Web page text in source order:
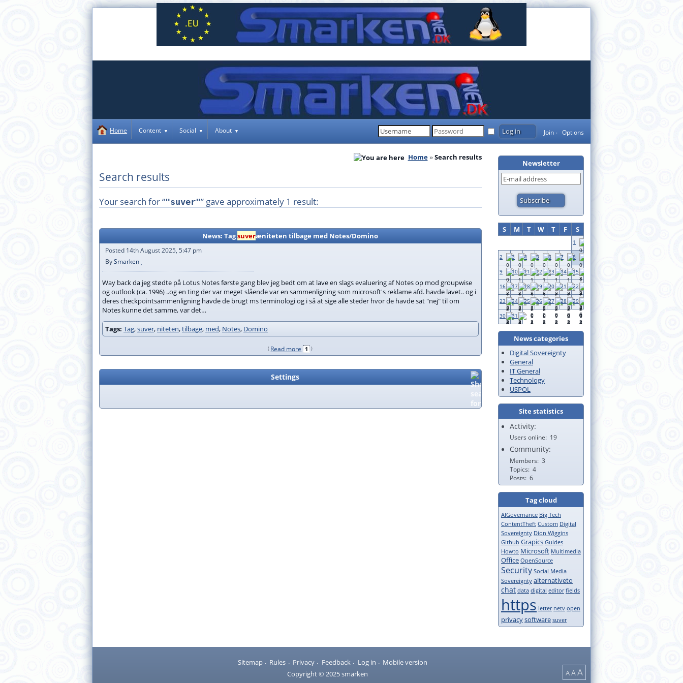
Home Content Social About Join Options
Newsletter
S M T W T F S
1
2 3 4 5 6 7 8
9 10 11 12 13 14 15
16 17 18 19 20 21 22
23 24 25 26 27 28 29
30 31
News categories
Digital Sovereignty
General
IT General
Technology
USPOL
Site statistics
Activity:
Users online 19
Community:
Members 3
Topics 4
Posts 6
Tag cloud
AIGovernance Big Tech
ContentTheft Custom Digital
Sovereignty Dion Wiggins
Github Grapics Guides
Howto Microsoft Multimedia
Office OpenSource
Security Social Media
Sovereignty alternativeto
chat data digital editor fields
https letter netv open
privacysoftware suver
Home Search results
Search results
Your search for “"suver"” gave approximately 1 result:
News: Tagsuveræniteten tilbage med Notes/Domino
Posted 14th August 2025, 5:47 pm
BySmarken
Way back da jeg stødte på Lotus Notes første gang blev jeg bedt om at lave en slags evaluering af Notes op mod groupwise
og outlook (ca. 1996) ..og en ting der var meget slående var en sammenligning som microsoft's reklame afd. havde lavet.. og i
deres checkpointsammenligning havde de brugt ms terminologi og i så at sige alle steder hvor de havde sat "nej" til om
Notes kunne det samme, var det…
Tags: Tag,suver, niteten,tilbage, med, Notes, Domino
Read more 1
Settings
Sitemap Rules Privacy Feedback Log in
Mobile version
Copyright © 2025 smarken
AAA